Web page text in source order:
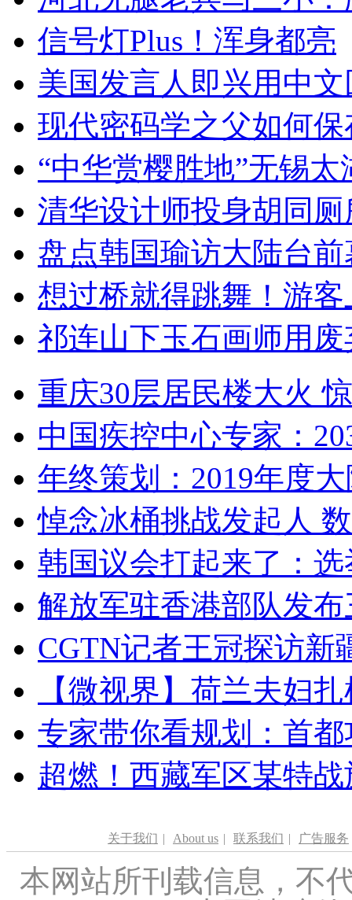
信号灯Plus！浑身都亮
美国发言人即兴用中
现代密码学之父如何
“中华赏樱胜地”无锡
清华设计师投身胡同
盘点韩国瑜访大陆台
想过桥就得跳舞！游客
祁连山下玉石画师用
重庆30层居民楼大火
中国疾控中心专家：
年终策划：2019年度
悼念冰桶挑战发起人
韩国议会打起来了：
解放军驻香港部队发
CGTN记者王冠探访新
【微视界】荷兰夫妇
专家带你看规划：首
超燃！西藏军区某特
关于我们 | About us | 联系我们 | 广告服务
本网站所刊载信息，不